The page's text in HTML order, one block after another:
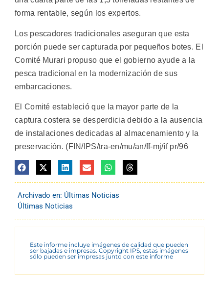
forma rentable, según los expertos.
Los pescadores tradicionales aseguran que esta
porción puede ser capturada por pequeños botes. El
Comité Murari propuso que el gobierno ayude a la
pesca tradicional en la modernización de sus
embarcaciones.
El Comité estableció que la mayor parte de la
captura costera se desperdicia debido a la ausencia
de instalaciones dedicadas al almacenamiento y la
preservación. (FIN/IPS/tra-en/mu/an/ff-mj/if pr/96
Archivado en: Últimas Noticias
Últimas Noticias
Este informe incluye imágenes de calidad que pueden
ser bajadas e impresas. Copyright IPS, estas imágenes
sólo pueden ser impresas junto con este informe